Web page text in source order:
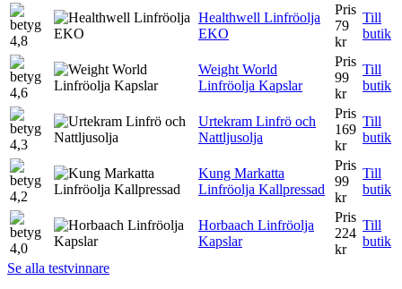
4,8
Healthwell Linfröolja
EKO
Pris
79
kr
Till
butik
4,6
Weight World
Linfröolja Kapslar
Pris
99
kr
Till
butik
4,3
Urtekram Linfrö och
Nattljusolja
Pris
169
kr
Till
butik
4,2
Kung Markatta
Linfröolja Kallpressad
Pris
99
kr
Till
butik
4,0
Horbaach Linfröolja
Kapslar
Pris
224
kr
Till
butik
Se alla testvinnare